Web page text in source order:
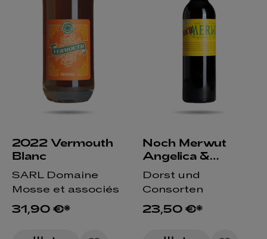
2022 Vermouth
Blanc
SARL Domaine
Mosse et associés
31,90 €*
Noch Merwut
Angelica &
Gentiane
Dorst und
Consorten
23,50 €*